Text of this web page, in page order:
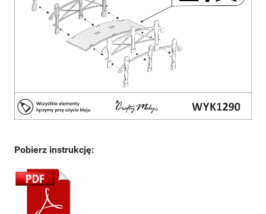
Pobierz instrukcję: